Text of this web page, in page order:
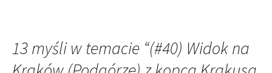
13 myśli w temacie “(#40) Widok na